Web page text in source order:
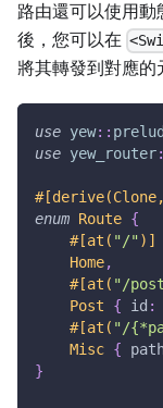
路由還可以使用
後，您可以在
將其轉發到對應的
use yew::
use yew_router
enum Route {
#[at( "/" )]
Home,
#[at( "/
Post
{ id :
#[at( "/
Misc {
}